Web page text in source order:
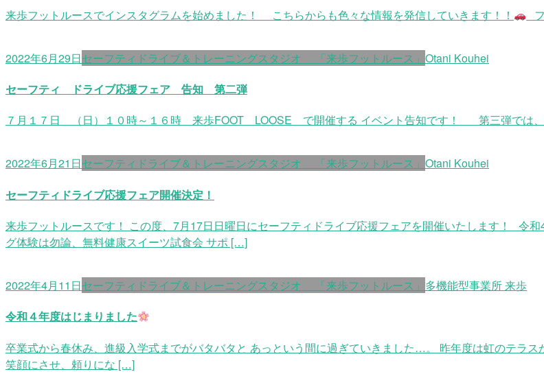
来歩フットルースでインスタグラムを始めました！ こちらからも色々な情報を発信していきます！！
2022年6月29日セーフティドライブ＆トレーニングスタジオ 「来歩フットルース」 Otani Kouhei
セーフティ ドライブ応援フェア 告知 第二弾
７月１７日 （日）１０時～１６時 来歩FOOT LOOSE で開催する イベント告知です！ 第三弾では
2022年6月21日セーフティドライブ＆トレーニングスタジオ 「来歩フットルース」 Otani Kouhei
セーフティドライブ応援フェア開催決定！
来歩フットルースです！ この度、7月17日日曜日にセーフティドライブ応援フェアを開催いたします！ 令
グ体験は勿論、無料健康スイーツ試食会 サポ […]
2022年4月11日セーフティドライブ＆トレーニングスタジオ 「来歩フットルース」 多機能型事業所 来歩
令和４年度はじまりました
卒業式から春休み、進級入学式までがバタバタと あっという間に過ぎていきました…。 昨年度は虹のテラス
笑顔にさせ、頼りにな […]